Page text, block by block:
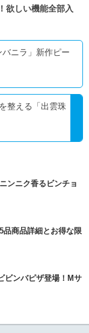
欲しい機能全部入
ニラ」新作ピー
整える「出雲珠
ンニク香るビンチョ
品商品詳細とお得な限
ビンバピザ登場！Mサ